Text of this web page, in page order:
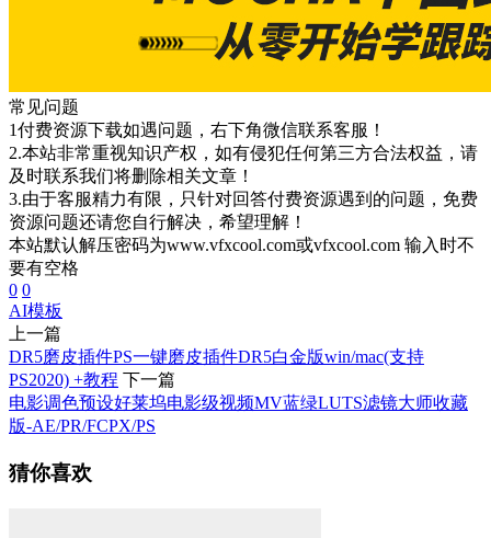
常见问题
1付费资源下载如遇问题，右下角微信联系客服！
2.本站非常重视知识产权，如有侵犯任何第三方合法权益，请
及时联系我们将删除相关文章！
3.由于客服精力有限，只针对回答付费资源遇到的问题，免费
资源问题还请您自行解决，希望理解！
本站默认解压密码为www.vfxcool.com或vfxcool.com 输入时不
要有空格
0 0
AI模板
上一篇
DR5磨皮插件PS一键磨皮插件DR5白金版win/mac(支持
PS2020) +教程 下一篇
电影调色预设好莱坞电影级视频MV蓝绿LUTS滤镜大师收藏
版-AE/PR/FCPX/PS
猜你喜欢